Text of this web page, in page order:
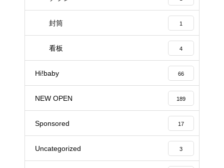
封筒 1
看板 4
Hi!baby 66
NEW OPEN 189
Sponsored 17
Uncategorized 3